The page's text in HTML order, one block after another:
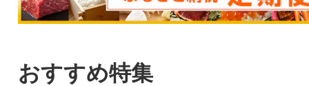
おすすめ特集